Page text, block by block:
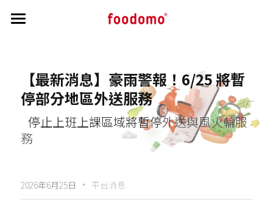
教學指南
開通流程
接單操作教學
菜單審核
帳務相關
帳務相關資訊
負責人 / 財務資訊修改
公告區
商家洗錢防制驗證
【最新消息】豪雨警報！6/25 將暫
停部分地區外送服務
   停止上班上課區域將暫停
外送與風火輪服
務
2026年6月25日 · 平台消息